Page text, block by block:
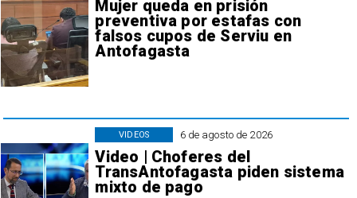
Mujer queda en prisión
preventiva por estafas con
falsos cupos de Serviu en
Antofagasta
6 de agosto de 2026
Video | Choferes del
TransAntofagasta piden sistema
mixto de pago
VIDEOS